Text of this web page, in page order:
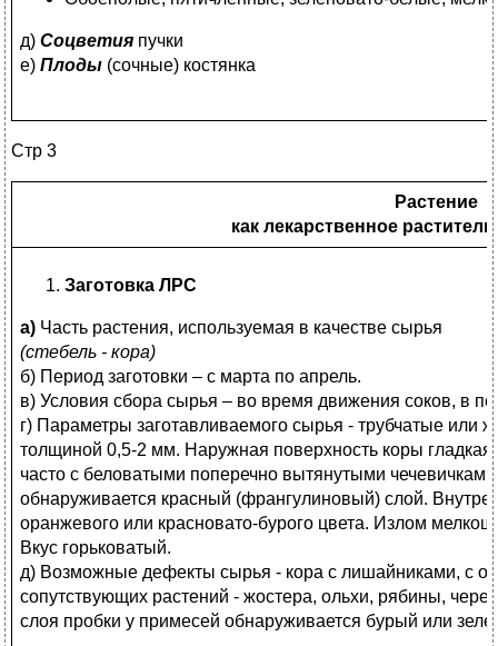
д) Соцветия пучки
е) Плоды (сочные) костянка
Стр 3
Растение
как лекарственное
Заготовка ЛРС
а) Часть растения, используемая в качестве сырья
(стебель - кора)
б) Период заготовки – с марта по апрель.
в) Условия сбора сырья – во время движения соков, в
г) Параметры заготавливаемого сырья - трубчатые или
толщиной 0,5-2 мм. Наружная поверхность коры
часто с беловатыми поперечно вытянутыми
обнаруживается красный (франгулиновый) слой.
оранжевого или красновато-бурого цвета. Излом
Вкус горьковатый.
д) Возможные дефекты сырья - кора с лишайниками, с
сопутствующих растений - жостера, ольхи, рябины,
слоя пробки у примесей обнаруживается бурый или